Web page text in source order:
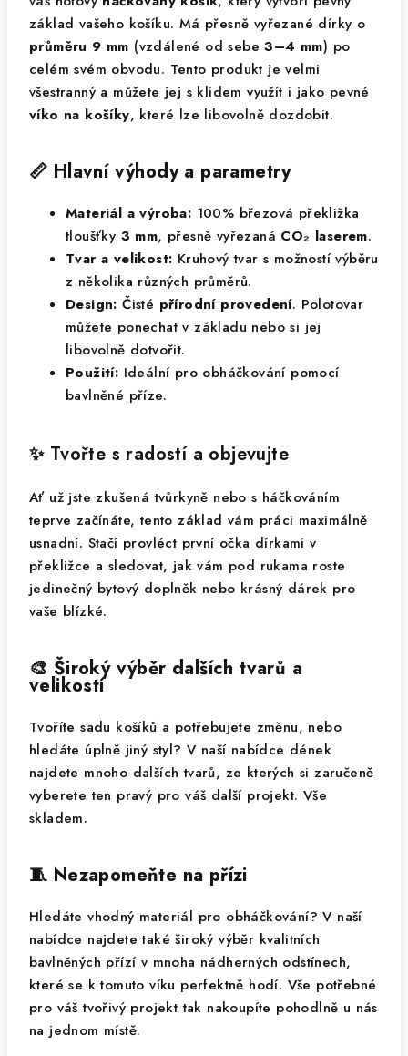
základ vašeho košíku. Má přesně vyřezané dírky o
průměru 9 mm (vzdálené od sebe3–4 mm) po
celém svém obvodu. Tento produkt je velmi
všestranný a můžete jej s klidem využít i jako pevné
víko na košíky, které lze libovolně dozdobit.
📏 Hlavní výhody a parametry
Materiál a výroba: 100% březová překližka
tloušťky 3 mm, přesně vyřezaná CO₂ laserem.
Tvar a velikost: Kruhový tvar s možností výběru
z několika různých průměrů.
Design: Čisté přírodní provedení. Polotovar
můžete ponechat v základu nebo si jej
libovolně dotvořit.
Použití: Ideální pro obháčkování pomocí
bavlněné příze.
✨ Tvořte s radostí a objevujte
Ať už jste zkušená tvůrkyně nebo s háčkováním
teprve začínáte, tento základ vám práci maximálně
usnadní. Stačí provléct první očka dírkami v
překližce a sledovat, jak vám pod rukama roste
jedinečný bytový doplněk nebo krásný dárek pro
vaše blízké.
🎨 Široký výběr dalších tvarů a
velikostí
Tvoříte sadu košíků a potřebujete změnu, nebo
hledáte úplně jiný styl? V naší nabídce dének
najdete mnoho dalších tvarů, ze kterých si zaručeně
vyberete ten pravý pro váš další projekt. Vše
skladem.
🧵 Nezapomeňte na přízi
Hledáte vhodný materiál pro obháčkování? V naší
nabídce najdete také široký výběr kvalitních
bavlněných přízí v mnoha nádherných odstínech,
které se k tomuto víku perfektně hodí. Vše potřebné
pro váš tvořivý projekt tak nakoupíte pohodlně u nás
na jednom místě.